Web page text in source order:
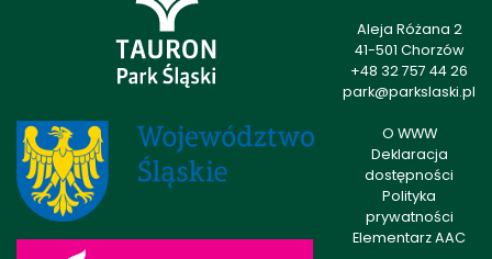
Aleja Różana 2
41-501 Chorzów
+48 32 757 44 26
park@parkslaski.pl
O WWW
Deklaracja
dostępności
Polityka
prywatności
Elementarz AAC